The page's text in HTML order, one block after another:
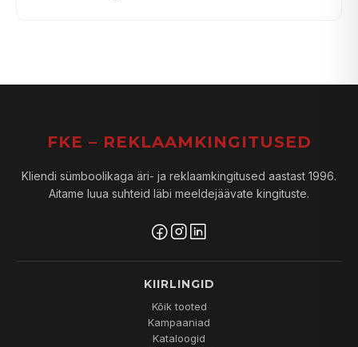
FKE – REKLAAMKINGITUSED
Kliendi sümboolikaga äri- ja reklaamkingitused aastast 1996.
Aitame luua suhteid läbi meeldejäävate kingituste.
KIIRLINGID
Kõik tooted
Kampaaniad
Kataloogid